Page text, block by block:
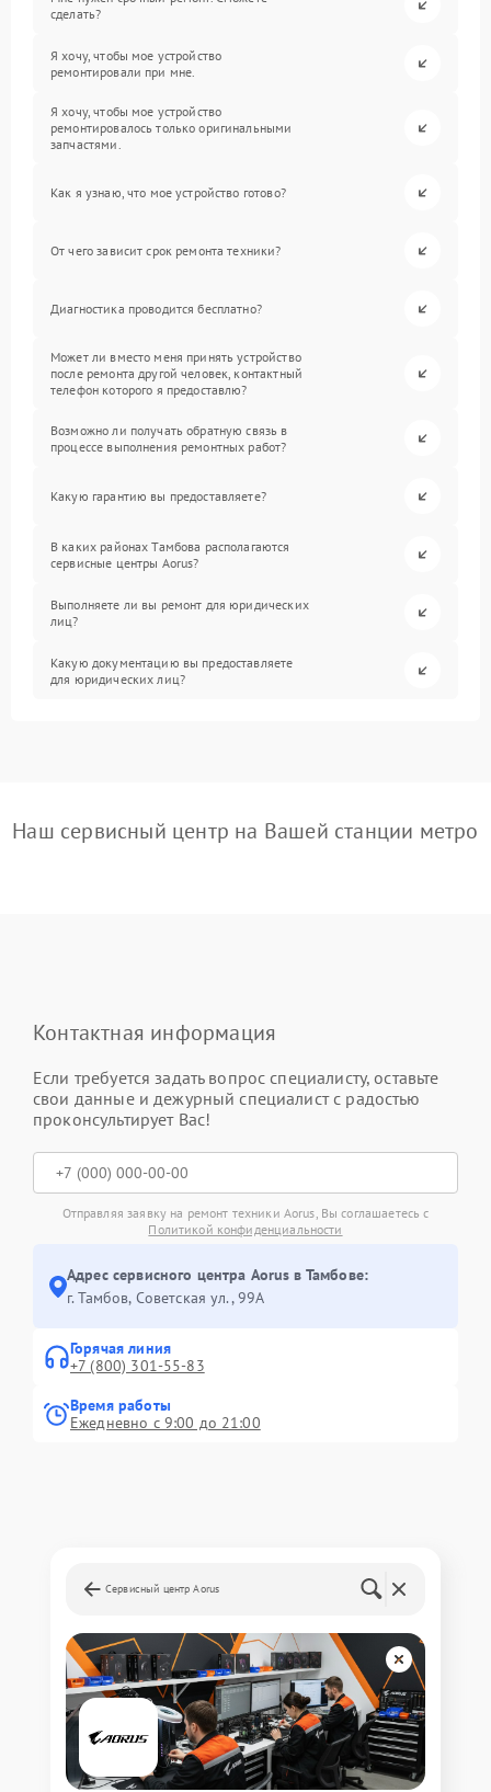
сделать?
Я хочу, чтобы мое устройство
ремонтировали при мне.
Я хочу, чтобы мое устройство
ремонтировалось только оригинальными
запчастями.
Как я узнаю, что мое устройство готово?
От чего зависит срок ремонта техники?
Диагностика проводится бесплатно?
Может ли вместо меня принять устройство
после ремонта другой человек, контактный
телефон которого я предоставлю?
Возможно ли получать обратную связь в
процессе выполнения ремонтных работ?
Какую гарантию вы предоставляете?
В каких районах Тамбова располагаются
сервисные центры Aorus?
Выполняете ли вы ремонт для юридических
лиц?
Какую документацию вы предоставляете
для юридических лиц?
Наш сервисный центр на Вашей станции метро
Контактная информация
Если требуется задать вопрос специалисту, оставьте
свои данные и дежурный специалист с радостью
проконсультирует Вас!
Отправляя заявку на ремонт техники Aorus, Вы соглашаетесь с
Политикой конфиденциальности
Адрес сервисного центра Aorus в Тамбове:
г. Тамбов, Советская ул., 99А
Горячая линия
+7 (800) 301-55-83
Время работы
Ежедневно с 9:00 до 21:00
Сервисный центр Aorus